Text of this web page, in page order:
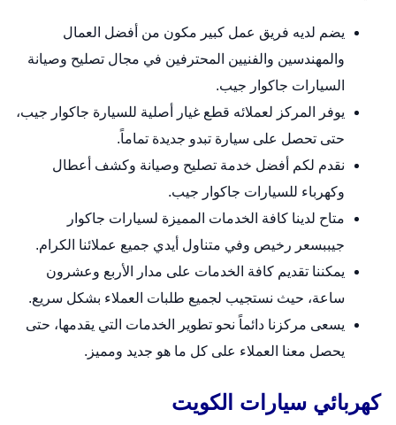
يضم لديه فريق عمل كبير مكون من أفضل العمال
والمهندسين والفنيين المحترفين في مجال تصليح وصيانة
السيارات جاكوار جيب.
يوفر المركز لعملائه قطع غيار أصلية للسيارة جاكوار جيب،
حتى تحصل على سيارة تبدو جديدة تماماً.
نقدم لكم أفضل خدمة تصليح وصيانة وكشف أعطال
وكهرباء للسيارات جاكوار جيب.
متاح لدينا كافة الخدمات المميزة لسيارات جاكوار
جيببسعر رخيص وفي متناول أيدي جميع عملائنا الكرام.
يمكننا تقديم كافة الخدمات على مدار الأربع وعشرون
ساعة، حيث نستجيب لجميع طلبات العملاء بشكل سريع.
يسعى مركزنا دائماً نحو تطوير الخدمات التي يقدمها، حتى
يحصل معنا العملاء على كل ما هو جديد ومميز.
كهربائي سيارات الكويت